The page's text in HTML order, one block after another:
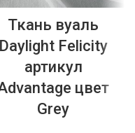
Ткань вуаль
Daylight Felicity
артикул
цвет
Grey